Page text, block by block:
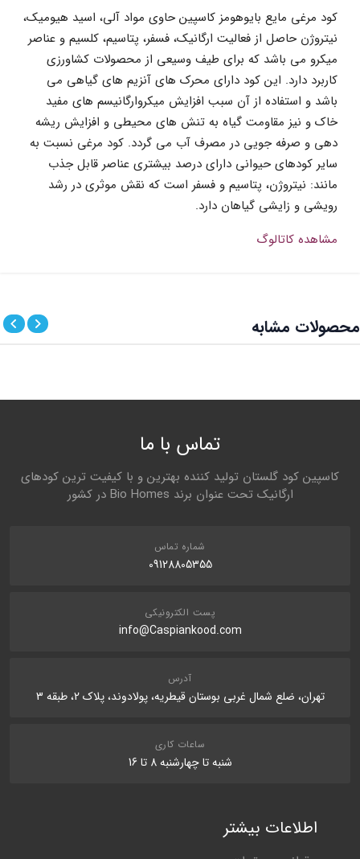
کود مرغی مایع بایوهومز کاسپین حاوی مواد آلی، اسید هیومیک،
نیتروژن حاصل از فعالیت ارگانیک، فسفر، پتاسیم، کلسیم و عناصر
میکرو می باشد که برای طیف وسیعی از محصولات کشاورزی
کاربرد دارد. این کود دارای محرک های آنزیم های گیاهی می
باشد و استفاده از آن سبب افزایش میکروارگانیسم های مفید
خاک و نیز مقاومت گیاه به تنش های محیطی و افزایش ریشه
دهی و صرفه جویی در مصرف آب می گردد. کود مرغی نسبت به
سایر کودهای حیوانی دارای درصد بیشتری عناصر قابل جذب
مانند: نیتروژن، پتاسیم و فسفر است که نقش موثری در رشد
رویشی و زایشی گیاهان دارد.
مشاهده کاتالوگ
کربن آلی 5/5% w/w
نظر شما در باره این محصول
محصولات مشابه
تماس با ما
کاسپین کود گلستان تولید کننده بهترین و با کیفیت ترین کودهای
ارگانیک تحت عنوان برند Bio Homes در کشور
شماره تماس
09128805355
پست الکترونیکی
info@Caspiankood.com
آدرس
تهران، ضلع شمال غربی بوستان قیطریه، پولادوند، پلاک 2، طبقه 3
ساعات کاری
شنبه تا چهارشنبه 8 تا 16
اطلاعات بیشتر